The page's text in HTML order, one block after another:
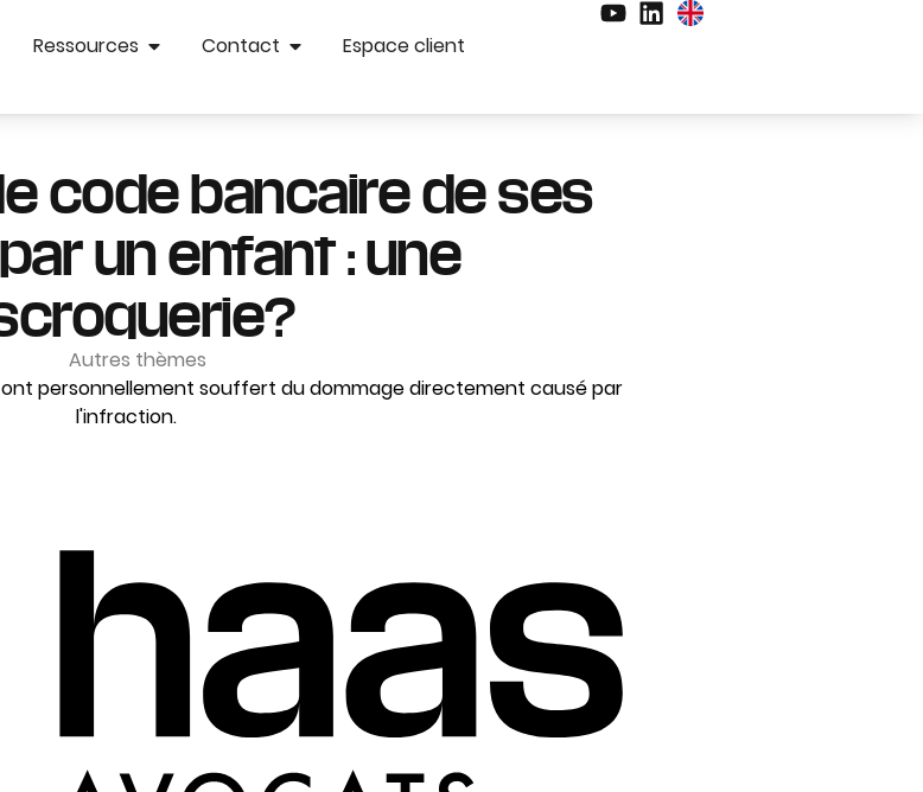
Ressources Contact Espace client
code bancaire de ses
un enfant : une
Autres thèmes
personnellement souffert du dommage directement causé par
l'infraction.